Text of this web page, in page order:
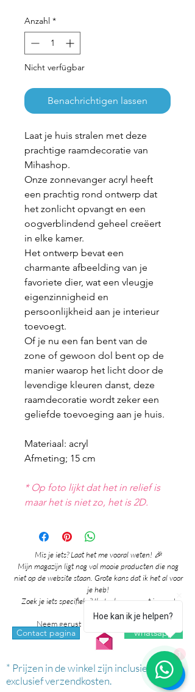
Anzahl *
Nicht verfügbar
Benachrichtigen lassen
Laat je huis stralen met deze
prachtige raamdecoratie van
Mihashop.
Onze zonnevanger acryl heeft
een prachtig rond ontwerp dat
het zonlicht opvangt en een
oogverblindend geheel creëert
in elke kamer.
Het ontwerp bevat een
charmante afbeelding van je
favoriete dier, wat een vleugje
eigenzinnigheid en
persoonlijkheid aan je interieur
toevoegt.
Of je nu een fan bent van de
zone of gewoon dol bent op de
manier waarop het licht door de
levendige kleuren danst, deze
raamdecoratie wordt zeker een
geliefde toevoeging aan je huis.
Materiaal: acryl
Afmeting; 15 cm
* Op foto lijkt dat het in relief is
maar het is niet zo, het is 2D.
Mis je iets? Laat het me vooral weten! 🎉
Mijn magazijn ligt nog vol mooie producten die nog
niet op de website staan. Grote kans dat ik het al voor
je heb!
Zoek je iets specifieks? Ik denk graag met je mee!
Neem gerust contact met me op via:
Contact pagina whatsapp
* Prijzen in de winkel zijn inclusief btw en
exclusief verzendkosten.
Hoe kan ik je helpen?
1